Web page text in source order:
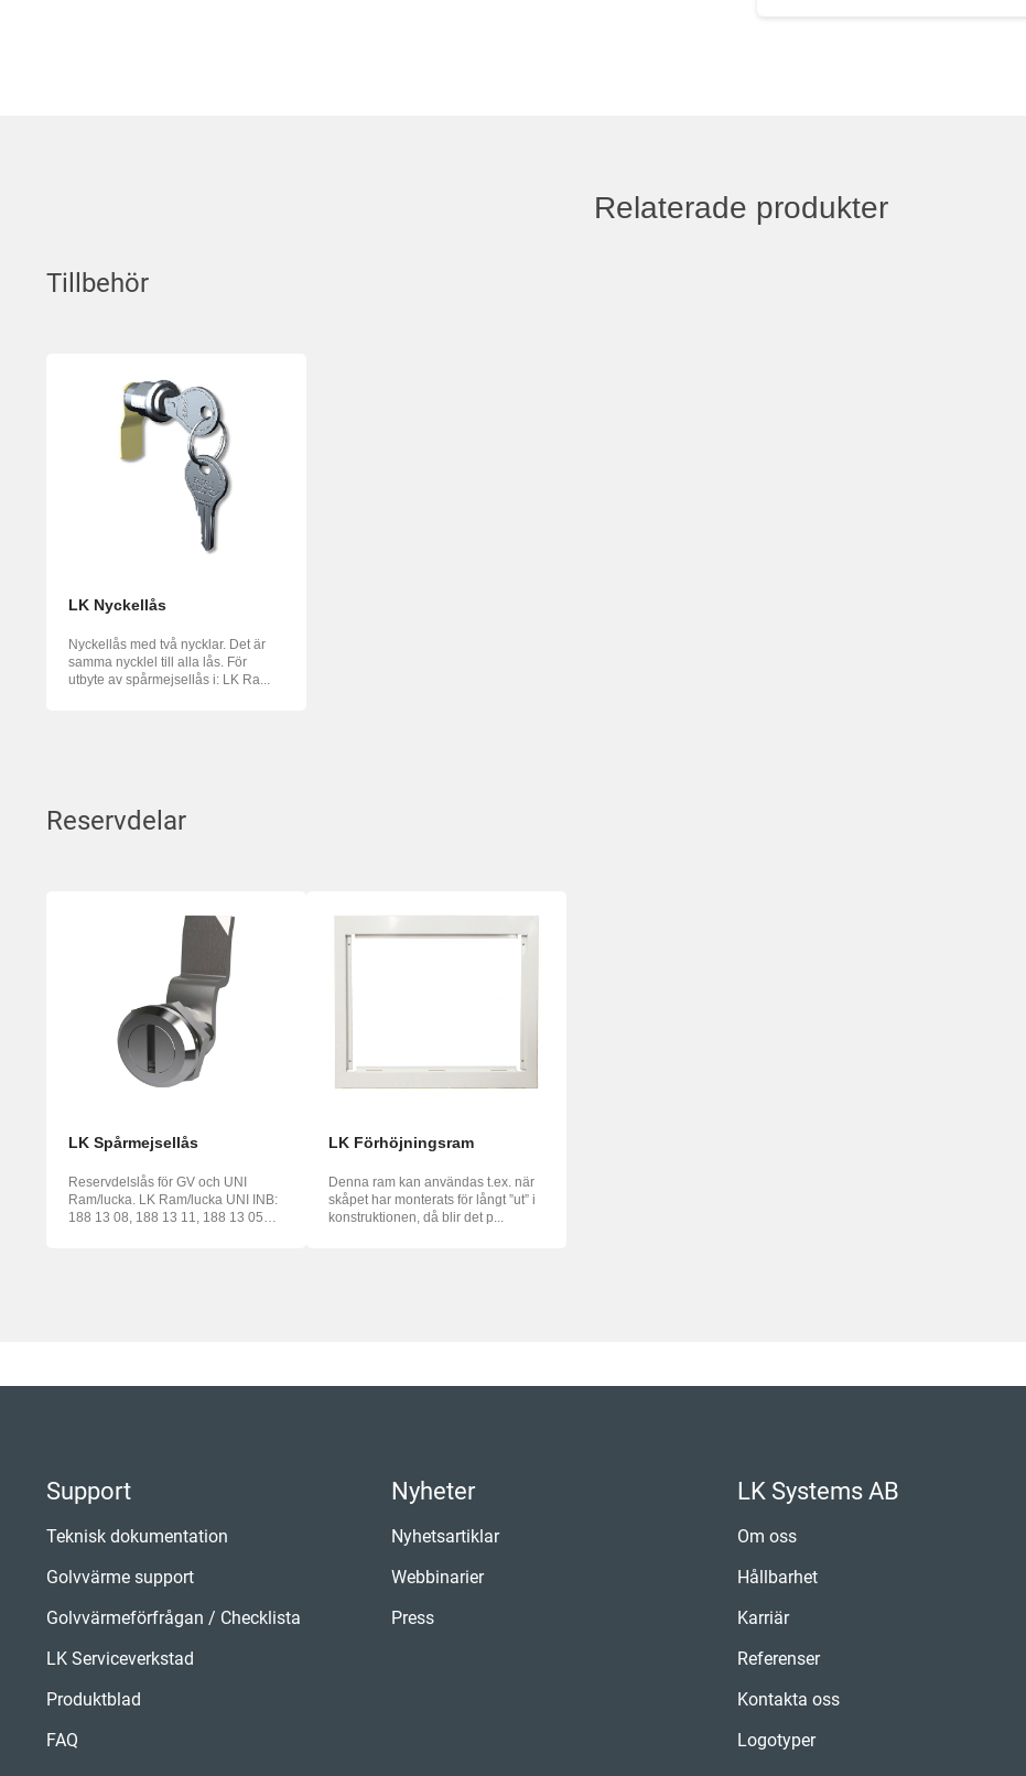
Relaterade produkter
Tillbehör
LK Nyckellås
Nyckellås med två nycklar. Det är
samma nycklel till alla lås. För
utbyte av spårmejsellås i: LK Ra...
Reservdelar
LK Spårmejsellås
Reservdelslås för GV och UNI
Ram/lucka. LK Ram/lucka UNI INB:
188 13 08, 188 13 11, 188 13 05
LK Förhöjningsram
Denna ram kan användas t.ex. när
skåpet har monterats för långt ”ut” i
konstruktionen, då blir det p...
Support
Teknisk dokumentation
Golvvärme support
Golvvärmeförfrågan / Checklista
LK Serviceverkstad
Produktblad
FAQ
Nyheter
Nyhetsartiklar
Webbinarier
Press
LK Systems AB
Om oss
Hållbarhet
Karriär
Referenser
Kontakta oss
Logotyper